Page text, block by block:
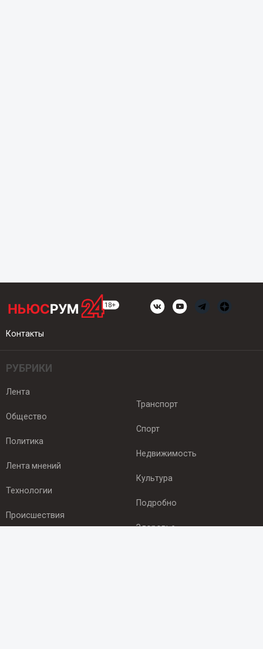
Контакты
РУБРИКИ
Лента
Общество
Политика
Лента мнений
Технологии
Происшествия
Транспорт
Спорт
Недвижимость
Культура
Подробно
Здоровье